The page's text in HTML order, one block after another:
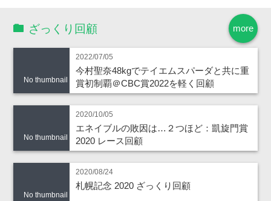
more
ざっくり回顧
No thumbnail
2022/07/05
今村聖奈48kgでテイエムスパーダと共に重
賞初制覇＠CBC賞2022を軽く回顧
No thumbnail
2020/10/05
エネイブルの敗因は…２つほど：凱旋門賞
2020 レース回顧
No thumbnail
2020/08/24
札幌記念 2020 ざっくり回顧